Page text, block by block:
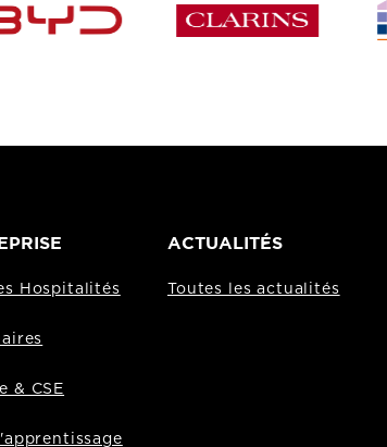
Hospitalités
& CSE
ACTUALITÉS
Toutes les actualités